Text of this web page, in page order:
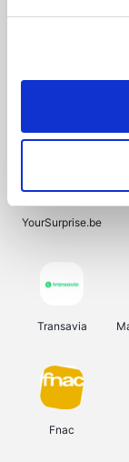
SupraBazar
YourSurprise.be
Transavia
Fnac